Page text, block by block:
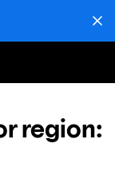
region: